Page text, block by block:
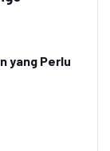
yang Perlu